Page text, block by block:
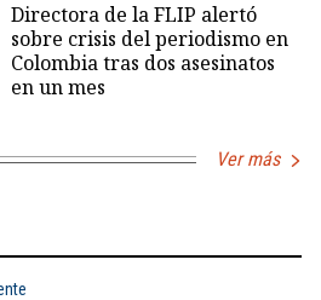
Directora de la FLIP alertó
sobre crisis del periodismo en
Colombia tras dos asesinatos
en un mes
Ver más